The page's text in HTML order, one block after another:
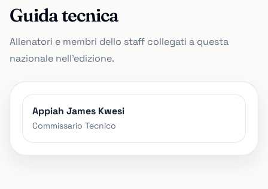
Guida tecnica
Allenatori e membri dello staff collegati a questa
nazionale nell'edizione.
Appiah James Kwesi
Commissario Tecnico